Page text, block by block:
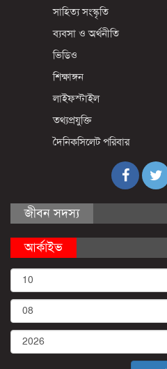
সাহিত্য সংস্কৃতি
ব্যবসা ও অর্থনীতি
ভিডিও
শিক্ষাঙ্গন
লাইফস্টাইল
তথ্যপ্রযুক্তি
দৈনিকসিলেট পরিবার
জীবন সদস্য
আর্কাইভ